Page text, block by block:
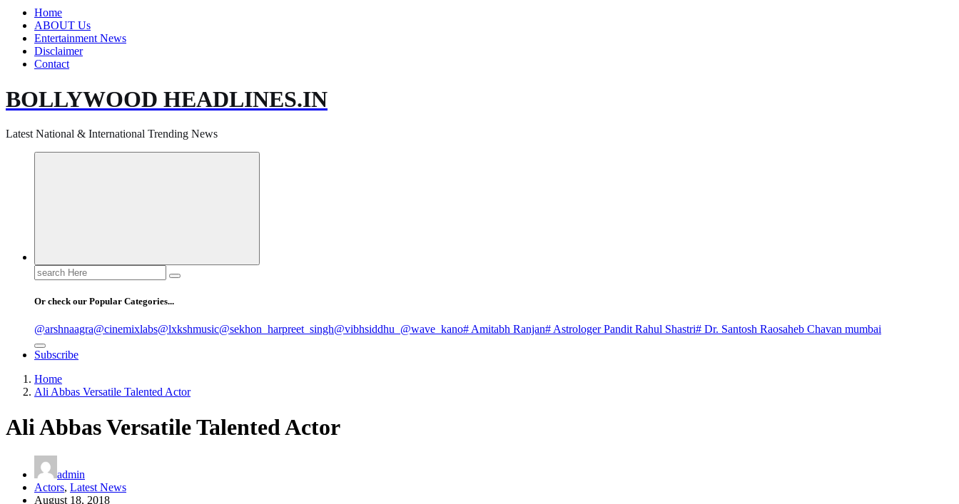
Home
ABOUT Us
Entertainment News
Disclaimer
Contact
BOLLYWOOD HEADLINES.IN
Latest National & International Trending News
Search
for:
Or check our Popular Categories...
@arshnaagra@cinemixlabs@lxkshmusic@sekhon_harpreet_singh@vibhsiddhu_ @wave_kano# Amitabh Ranjan# Astrologer Pandit Rahul Shastri# Dr. Santosh Raosaheb Chavan mumbai
Subscribe
Home
Ali Abbas Versatile Talented Actor
Ali Abbas Versatile Talented Actor
admin
Actors, Latest News
August 18, 2018